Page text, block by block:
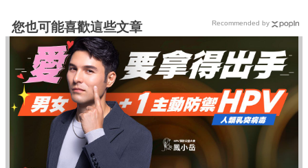
您也可能喜歡這些文章 Recommended by